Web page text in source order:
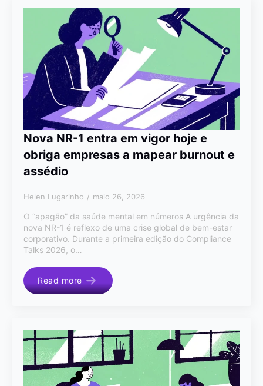
Nova NR-1 entra em vigor hoje e
obriga empresas a mapear burnout e
assédio
Helen Lugarinho maio 26, 2026
O “apagão” da saúde mental em números A urgência da
nova NR-1 é reflexo de uma crise global de bem-estar
corporativo. Durante a primeira edição do Compliance
Talks 2026, o…
Read more